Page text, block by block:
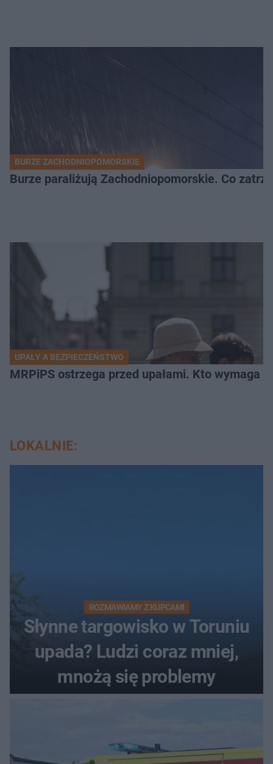
BURZE ZACHODNIOPOMORSKIE
Burze paraliżują Zachodniopomorskie. Co
UPAŁY A BEZPIECZEŃSTWO
MRPiPS ostrzega przed upałami. Kto wymaga
LOKALNIE:
ROZMAWIAMY Z KUPCAMI
Słynne targowisko w Toruniu
upada? Ludzi coraz mniej,
mnożą się problemy